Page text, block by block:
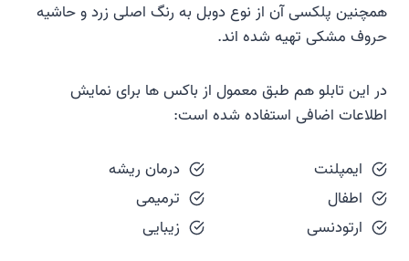
همچنین پلکسی آن از نوع دوبل به رنگ اصلی زرد و حاشیه
حروف مشکی تهیه شده اند.
در این تابلو هم طبق معمول از باکس ها برای نمایش
اطلاعات اضافی استفاده شده است:
ایمپلنت
درمان ریشه
اطفال
ترمیمی
ارتودنسی
زیبایی